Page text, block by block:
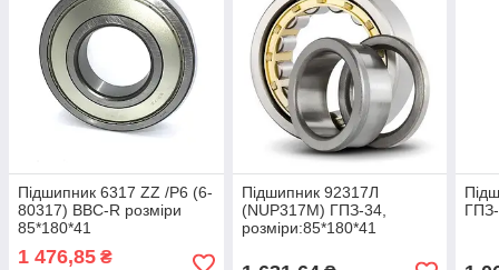
Підшипник 6317 ZZ /P6 (6-
80317) BBC-R розміри
85*180*41
1 476,85 ₴
Підшипник 92317Л
(NUP317M) ГПЗ-34,
розміри:85*180*41